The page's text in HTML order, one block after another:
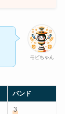
モビちゃん
バンド
3